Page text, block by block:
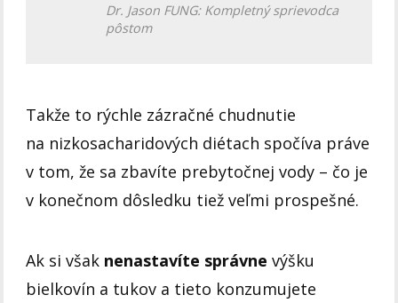
Dr. Jason FUNG: Kompletný sprievodca
pôstom
Takže to rýchle zázračné chudnutie
na nizkosacharidových diétach spočíva práve
v tom, že sa zbavíte prebytočnej vody – čo je
v konečnom dôsledku tiež veľmi prospešné.
Ak si však nenastavíte správne výšku
bielkovín a tukov a tieto konzumujete